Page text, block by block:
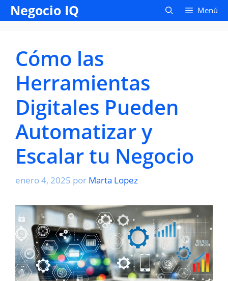
Saltar
al Negocio IQ Menú
Cómo las
Herramientas
Digitales Pueden
Automatizar y
Escalar tu Negocio
enero 4, 2025 por Marta Lopez